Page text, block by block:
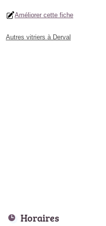
Améliorer cette fiche
Autres vitriers à Derval
Horaires